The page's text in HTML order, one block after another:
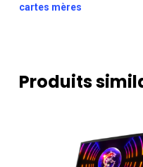
cartes mères
Produits